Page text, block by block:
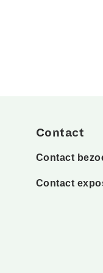
Contact
Contact
Contact